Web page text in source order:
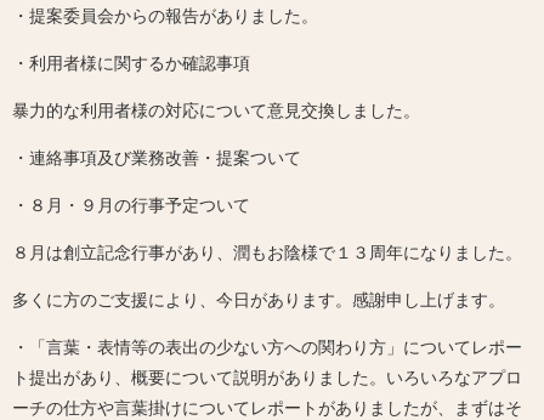
・提案委員会からの報告がありました。
・利用者様に関するか確認事項
暴力的な利用者様の対応について意見交換しました。
・連絡事項及び業務改善・提案ついて
・８月・９月の行事予定ついて
８月は創立記念行事があり、潤もお陰様で１３周年になりました。
多くに方のご支援により、今日があります。感謝申し上げます。
・「言葉・表情等の表出の少ない方への関わり方」についてレポー
ト提出があり、概要について説明がありました。いろいろなアプロ
ーチの仕方や言葉掛けについてレポートがありましたが、まずはそ